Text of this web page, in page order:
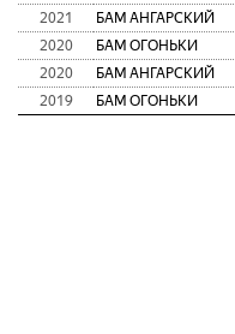
2021
БАМ АНГАРСКИЙ
2020
БАМ ОГОНЬКИ
2020
БАМ АНГАРСКИЙ
2019
БАМ ОГОНЬКИ